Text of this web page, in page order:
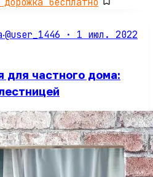
·@user_1446 · 1 июл. 2022
для частного дома: